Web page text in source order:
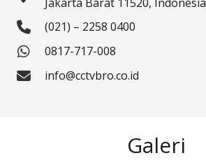
(021) – 2258 0400
0817-717-008
info@cctvbro.co.id
Galeri